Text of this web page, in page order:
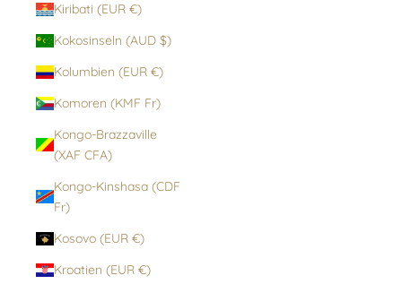
Kiribati (EUR €)
Kokosinseln (AUD $)
Kolumbien (EUR €)
Komoren (KMF Fr)
Kongo-Brazzaville
(XAF CFA)
Kongo-Kinshasa (CDF
Fr)
Kosovo (EUR €)
Kroatien (EUR €)